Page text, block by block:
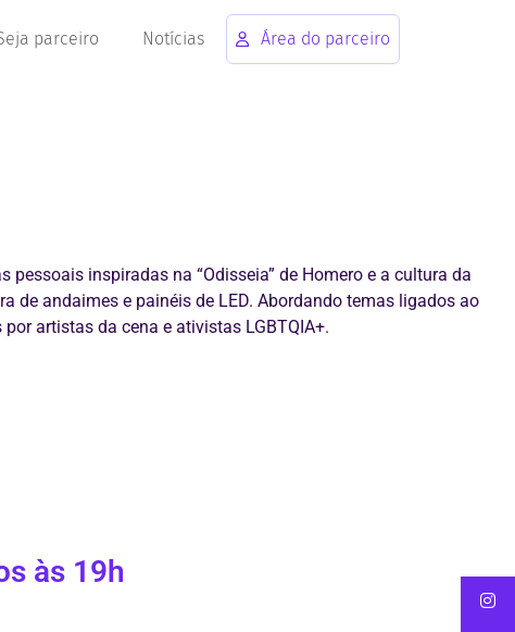
parceiro Notícias Área do parceiro
pessoais inspiradas na “Odisseia” de Homero e a cultura da
de andaimes e painéis de LED. Abordando temas ligados ao
artistas da cena e ativistas LGBTQIA+.
às 19h